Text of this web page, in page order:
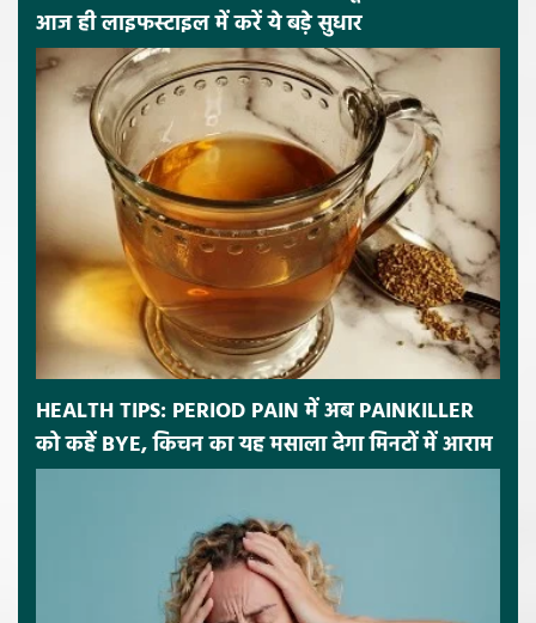
आज ही लाइफस्टाइल में करें ये बड़े सुधार
HEALTH TIPS: PERIOD PAIN में अब PAINKILLER
को कहें BYE, किचन का यह मसाला देगा मिनटों में आराम